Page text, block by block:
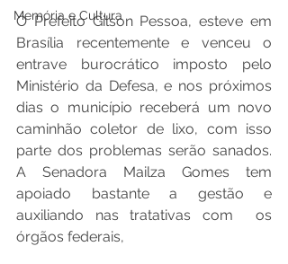
Memória e Cultura
O Prefeito Gilson Pessoa, esteve em
Brasília recentemente e venceu o
entrave burocrático imposto pelo
Ministério da Defesa, e nos próximos
dias o município receberá um novo
caminhão coletor de lixo, com isso
parte dos problemas serão sanados.
A Senadora Mailza Gomes tem
apoiado bastante a gestão e
auxiliando nas tratativas com  os
órgãos federais,